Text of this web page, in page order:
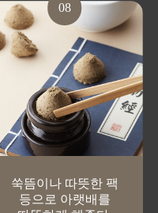
08
쑥뜸이나 따뜻한 팩
등으로 아랫배를